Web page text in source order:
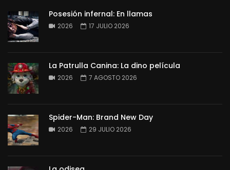
Posesión infernal: En llamas
2026 17 JULIO 2026
La Patrulla Canina: La dino película
2026 7 AGOSTO 2026
Spider-Man: Brand New Day
2026 29 JULIO 2026